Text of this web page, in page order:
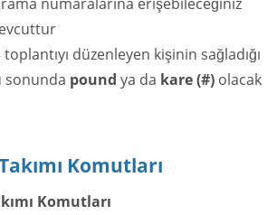
düzenleyen kişinin sağladığı
sonunda pound ya da kare (#) olacak
Komutları
Komutları